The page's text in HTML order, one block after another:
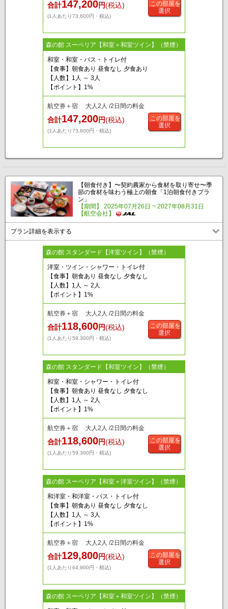
合計147,200円(税込)
(1人あたり73,600円・税込)
この部屋を
選択
森の館 スーペリア【和室＋和室ツイン】（禁煙）
和室・和室・バス・トイレ付
【食事】朝食あり 昼食なし 夕食あり
【人数】1人 ～ 3人
【ポイント】1%
航空券＋宿 大人2人 /2日間の料金
合計147,200円(税込)
(1人あたり73,600円・税込)
この部屋を
選択
【朝食付き】〜契約農家から食材を取り寄せ〜季
節の食材を味わう極上の朝食「1泊朝食付きプラ
ン」
【期間】 2025年07月26日 ~ 2027年08月31日
【航空会社】
プラン詳細を表示する
森の館 スタンダード【洋室ツイン】（禁煙）
洋室・ツイン・シャワー・トイレ付
【食事】朝食あり 昼食なし 夕食なし
【人数】1人 ～ 2人
【ポイント】1%
航空券＋宿 大人2人 /2日間の料金
合計118,600円(税込)
(1人あたり59,300円・税込)
この部屋を
選択
森の館 スタンダード【和室ツイン】（禁煙）
和室・和室・シャワー・トイレ付
【食事】朝食あり 昼食なし 夕食なし
【人数】1人 ～ 2人
【ポイント】1%
航空券＋宿 大人2人 /2日間の料金
合計118,600円(税込)
(1人あたり59,300円・税込)
この部屋を
選択
森の館 スーペリア【和室＋洋室ツイン】（禁煙）
和洋室・和洋室・バス・トイレ付
【食事】朝食あり 昼食なし 夕食なし
【人数】1人 ～ 3人
【ポイント】1%
航空券＋宿 大人2人 /2日間の料金
合計129,800円(税込)
(1人あたり64,900円・税込)
この部屋を
選択
森の館 スーペリア【和室＋和室ツイン】（禁煙）